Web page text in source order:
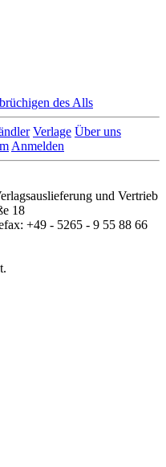
des Alls
Verlage Über uns
Anmelden
und Vertrieb
18
+49 - 5265 - 9 55 88 66